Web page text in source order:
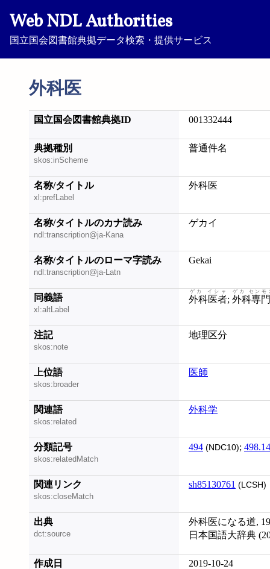
Web NDL Authorities
国立国会図書館典拠データ検索・提供サービス
外科医
国立国会図書館典拠ID 001332444
典拠種別
skos:inScheme
普通件名
名称/タイトル
xl:prefLabel
外科医
名称/タイトルのカナ読み
ndl:transcription@ja-Kana
ゲカイ
名称/タイトルのローマ字読み
ndl:transcription@ja-Latn
Gekai
同義語
xl:altLabel
外科医者
ゲカ イシャ
; 外科専
ゲカ センモ
注記
skos:note
地理区分
上位語
skos:broader
医師
関連語
skos:related
外科学
分類記号
skos:relatedMatch
494 (NDC10); 498.14
関連リンク
skos:closeMatch
sh85130761 (LCSH)
出典
dct:source
外科医になる道,
日本国語大辞典
作成日 2019-10-24